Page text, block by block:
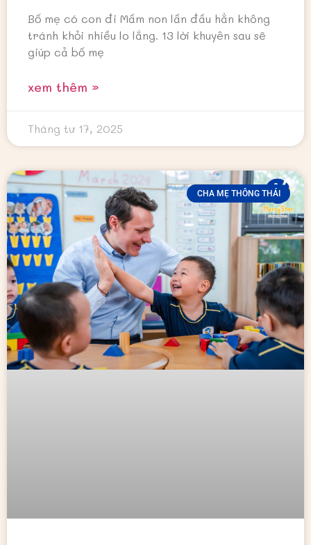
Bố mẹ có con đi Mầm non lần đầu hẳn không
tránh khỏi nhiều lo lắng. 13 lời khuyên sau sẽ
giúp cả bố mẹ
xem thêm »
Tháng tư 17, 2025
CHA MẸ THÔNG THÁI